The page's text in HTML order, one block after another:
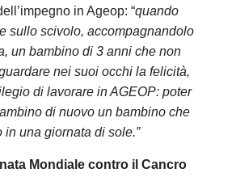
in Ageop: “quando
sullo scivolo, accompagnandolo
un bambino di 3 anni che non
nei suoi occhi la felicità,
di lavorare in AGEOP: poter
di nuovo un bambino che
una giornata di sole.”
Mondiale contro il Cancro